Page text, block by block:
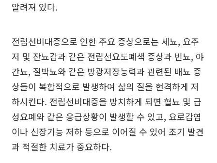
알려져 있다.
전립선비대증으로 인한 주요 증상으로는 세뇨, 요주
저 및 잔뇨감과 같은 전립선요도폐색 증상과 빈뇨, 야
간뇨, 절박뇨와 같은 방광저장능력과 관련된 배뇨 증
상들이 복합적으로 발생하여 삶의 질을 현격하게 저
하시킨다. 전립선비대증을 방치하게 되면 혈뇨 및 급
성요폐와 같은 응급상황이 발생할 수 있고, 요로감염
이나 신장기능 저하 등으로 이어질 수 있어 조기 발견
과 적절한 치료가 중요하다.